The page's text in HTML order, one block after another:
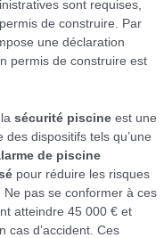
sont requises,
de construire. Par
une déclaration
permis de construire est
lasécurité piscine est une
dispositifs tels qu’une
de piscine
pour réduire les risques
pas se conformer à ces
atteindre 45 000 € et
cas d’accident. Ces